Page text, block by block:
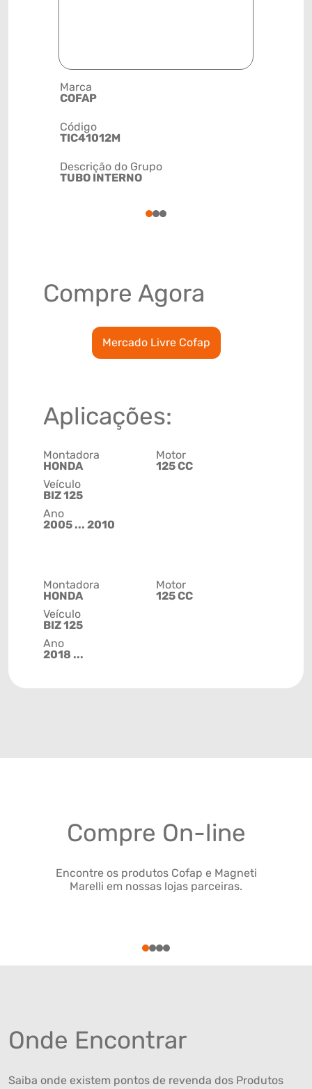
Marca
COFAP
Código
TIC41012M
Descrição do Grupo
TUBO INTERNO
123
Compre Agora
Mercado Livre Cofap
Aplicações:
Montadora
HONDA
Veículo
BIZ 125
Ano
2005 ... 2010
Motor
125 CC
Montadora
HONDA
Veículo
BIZ 125
Ano
2018 ...
Motor
125 CC
Compre On-line
Encontre os produtos Cofap e Magneti
Marelli em nossas lojas parceiras.
1234
Onde Encontrar
Saiba onde existem pontos de revenda dos Produtos